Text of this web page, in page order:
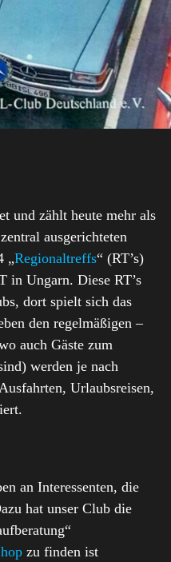
und zählt heute mehr als
ausgerichteten
„Regionaltreffs“ (RT’s)
in Ungarn. Diese RT’s
dort spielt sich das
den regelmäßigen –
auch Gäste zum
werden je nach
Urlaubsreisen,
an Interessenten, die
hat unser Club die
zu finden ist